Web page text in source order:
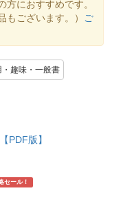
におすすめです。
もございます。）
ご
・趣味・一般書
PDF版】
セール！